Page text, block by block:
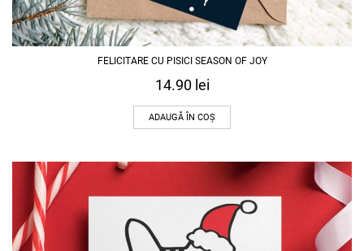
FELICITARE CU PISICI SEASON OF JOY
14.90 lei
ADAUGĂ ÎN COȘ